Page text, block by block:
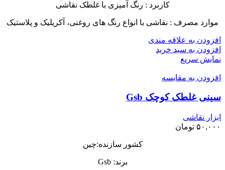
کاربرد : رنگ آمیزی با غلطک نقاشی
موارد مصرف : نقاشی با انواع رنگ های روغنی، آکریلیک و پلاستیک
افزودن به علاقه مندی
افزودن به سبد خرید
نمایش سریع
افزودن به مقایسه
سینی غلطک کوچک Gsb
ابزار نقاشی
۵۰,۰۰۰ تومان
کشور سازنده:چین
برند: Gsb